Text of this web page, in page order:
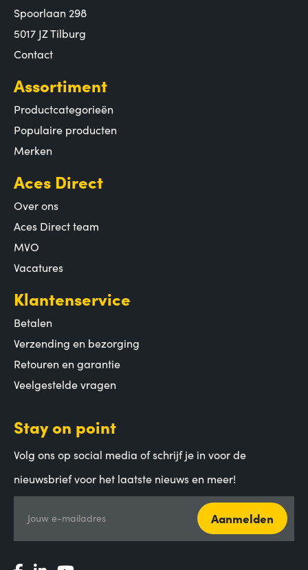
Spoorlaan 298
5017 JZ Tilburg
Contact
Assortiment
Productcategorieën
Populaire producten
Merken
Aces Direct
Over ons
Aces Direct team
MVO
Vacatures
Klantenservice
Betalen
Verzending en bezorging
Retouren en garantie
Veelgestelde vragen
Stay on point
Volg ons op social media of schrijf je in voor de
nieuwsbrief voor het laatste nieuws en meer!
Jouw e-mailadres Aanmelden